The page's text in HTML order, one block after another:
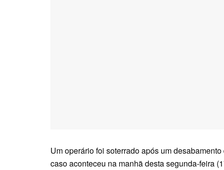
Um operário foi soterrado após um
caso aconteceu na manhã desta segunda-feira